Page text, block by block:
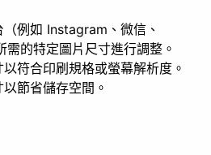
（例如 Instagram、微信、
的特定圖片尺寸進行調整。
符合印刷規格或螢幕解析度。
節省儲存空間。